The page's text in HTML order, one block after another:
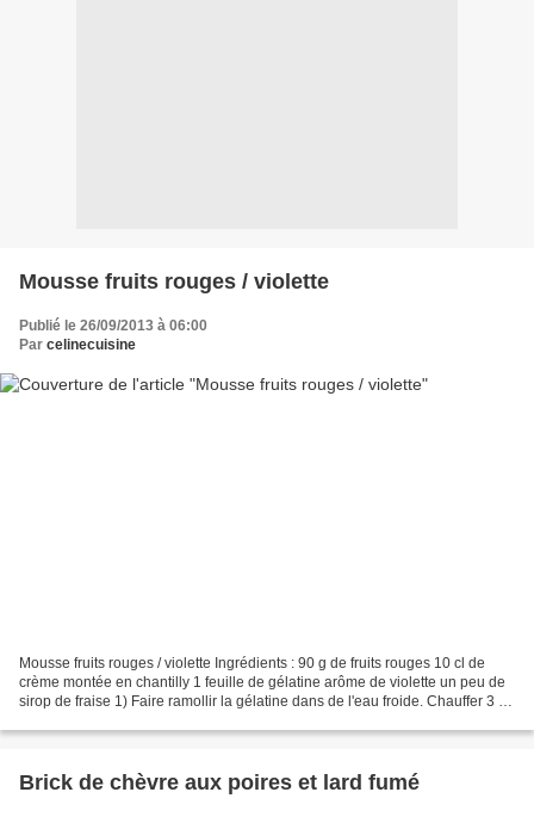
Mousse fruits rouges / violette
Publié le 26/09/2013 à 06:00
Par celinecuisine
Mousse fruits rouges / violette Ingrédients : 90 g de fruits rouges 10 cl de
crème montée en chantilly 1 feuille de gélatine arôme de violette un peu de
sirop de fraise 1) Faire ramollir la gélatine dans de l'eau froide. Chauffer 3 c
Brick de chèvre aux poires et lard fumé